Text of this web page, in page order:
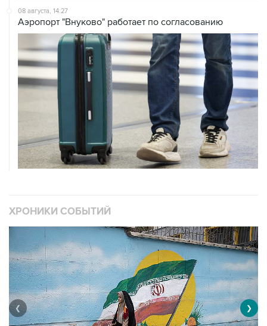
08 августа, 14:27
Аэропорт "Внуково" работает по согласованию
ХРОНИКИ СОБЫТИЙ
❮ ❯